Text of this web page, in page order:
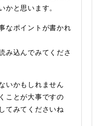
かと思います。
なポイントが書かれ
み込んでみてくださ
いかもしれません
ことが大事ですの
てみてくださいね